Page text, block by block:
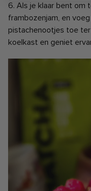
6. Als je klaar bent om
frambozenjam, en
pistachenootjes toe
koelkast en geniet